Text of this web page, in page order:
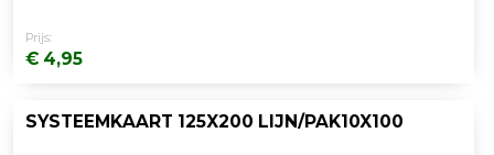
Prijs:
€ 4,95
SYSTEEMKAART 125X200 LIJN/PAK10X100